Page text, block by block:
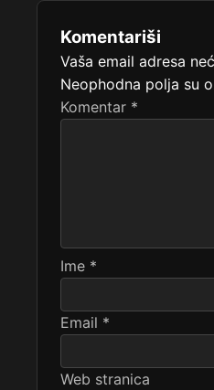
Komentariši
Vaša email adresa
Neophodna polja su
Komentar *
Ime *
Email *
Web stranica